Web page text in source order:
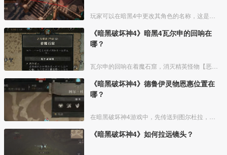
《暗黑破坏神4》暗黑4瓦尔申的回响在
哪？
《暗黑破坏神4》德鲁伊灵物恩惠位置在
哪？
《暗黑破坏神4》如何拉远镜头？